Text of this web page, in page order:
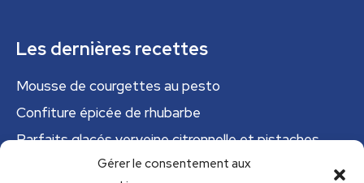
Gérer le consentement aux
Les dernières recettes
Mousse de courgettes au pesto
Confiture épicée de rhubarbe
Parfaits glacés verveine citronnelle et pistaches
Tajine tunisien à la courgette (IG bas)